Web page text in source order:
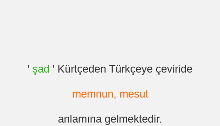
' şad ' Kürtçeden Türkçeye çeviride
memnun, mesut
anlamına gelmektedir.